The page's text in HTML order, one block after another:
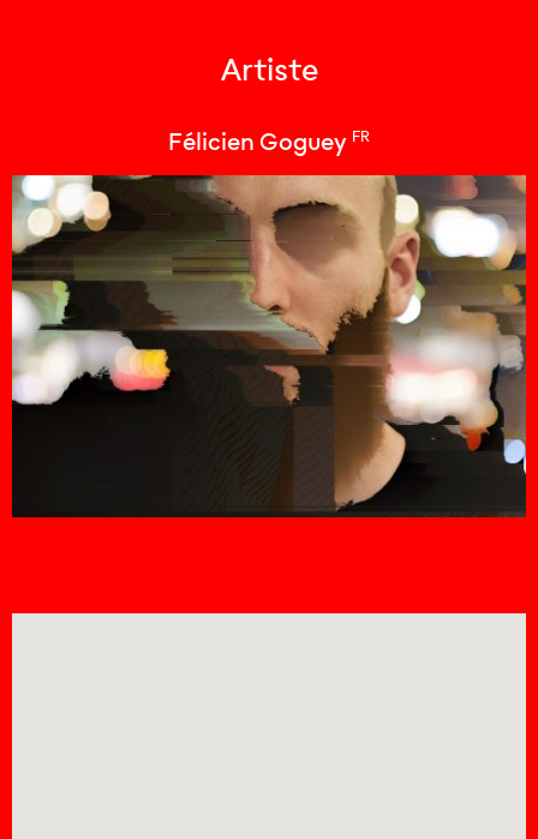
Programme
Mirage Open Creative Forum
Artistes
Billetterie
Lieux
Partenaires
Artiste
Félicien Goguey FR